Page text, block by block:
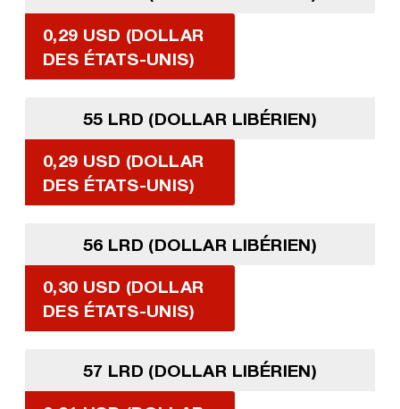
0,29 USD (DOLLAR
DES ÉTATS-UNIS)
55 LRD (DOLLAR LIBÉRIEN)
0,29 USD (DOLLAR
DES ÉTATS-UNIS)
56 LRD (DOLLAR LIBÉRIEN)
0,30 USD (DOLLAR
DES ÉTATS-UNIS)
57 LRD (DOLLAR LIBÉRIEN)